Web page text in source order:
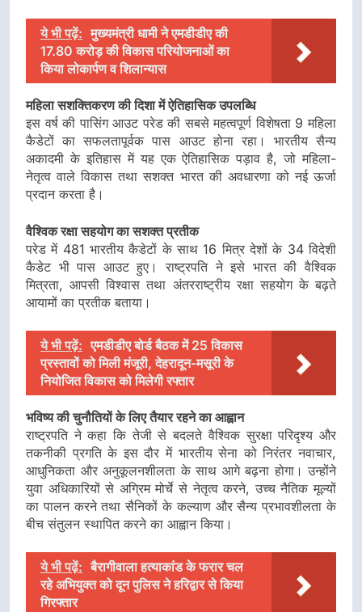
ये भी पढ़ें: मुख्यमंत्री धामी ने एमडीडीए की
17.80 करोड़ की विकास परियोजनाओं का
किया लोकार्पण व शिलान्यास
महिला सशक्तिकरण की दिशा में ऐतिहासिक उपलब्धि
इस वर्ष की पासिंग आउट परेड की सबसे महत्वपूर्ण विशेषता 9 महिला
कैडेटों का सफलतापूर्वक पास आउट होना रहा। भारतीय सैन्य
अकादमी के इतिहास में यह एक ऐतिहासिक पड़ाव है, जो महिला-
नेतृत्व वाले विकास तथा सशक्त भारत की अवधारणा को नई ऊर्जा
प्रदान करता है।
वैश्विक रक्षा सहयोग का सशक्त प्रतीक
परेड में 481 भारतीय कैडेटों के साथ 16 मित्र देशों के 34 विदेशी
कैडेट भी पास आउट हुए। राष्ट्रपति ने इसे भारत की वैश्विक
मित्रता, आपसी विश्वास तथा अंतरराष्ट्रीय रक्षा सहयोग के बढ़ते
आयामों का प्रतीक बताया।
ये भी पढ़ें: एमडीडीए बोर्ड बैठक में 25 विकास
प्रस्तावों को मिली मंजूरी, देहरादून-मसूरी के
नियोजित विकास को मिलेगी रफ्तार
भविष्य की चुनौतियों के लिए तैयार रहने का आह्वान
राष्ट्रपति ने कहा कि तेजी से बदलते वैश्विक सुरक्षा परिदृश्य और
तकनीकी प्रगति के इस दौर में भारतीय सेना को निरंतर नवाचार,
आधुनिकता और अनुकूलनशीलता के साथ आगे बढ़ना होगा। उन्होंने
युवा अधिकारियों से अग्रिम मोर्चे से नेतृत्व करने, उच्च नैतिक मूल्यों
का पालन करने तथा सैनिकों के कल्याण और सैन्य प्रभावशीलता के
बीच संतुलन स्थापित करने का आह्वान किया।
ये भी पढ़ें: बैरागीवाला हत्याकांड के फरार चल
रहे अभियुक्त को दून पुलिस ने हरिद्वार से किया
गिरफ्तार